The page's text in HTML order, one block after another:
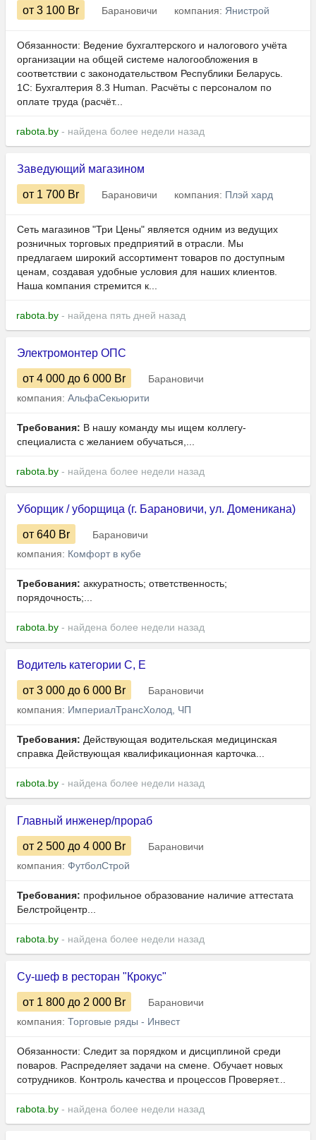
от 3 100 Br Барановичи компания: Янистрой
Обязанности: Ведение бухгалтерского и налогового учёта
организации на общей системе налогообложения в
соответствии с законодательством Республики Беларусь.
1С: Бухгалтерия 8.3 Human.​​​​​ Расчёты с персоналом по
оплате труда (расчёт...
rabota.by - найдена более недели назад
Заведующий магазином
от 1 700 Br Барановичи компания: Плэй хард
Сеть магазинов "Три Цены" является одним из ведущих
розничных торговых предприятий в отрасли. Мы
предлагаем широкий ассортимент товаров по доступным
ценам, создавая удобные условия для наших клиентов.
Наша компания стремится к...
rabota.by - найдена пять дней назад
Электромонтер ОПС
от 4 000 до 6 000 Br
Барановичи
компания: АльфаСекьюрити
Требования: В нашу команду мы ищем коллегу-
специалиста с желанием обучаться,...
rabota.by - найдена более недели назад
Уборщик / уборщица (г. Барановичи, ул. Доменикана)
от 640 Br
Барановичи
компания: Комфорт в кубе
Требования: аккуратность; ответственность;
порядочность;...
rabota.by - найдена более недели назад
Водитель категории C, Е
от 3 000 до 6 000 Br
Барановичи
компания: ИмпериалТрансХолод, ЧП
Требования: Действующая водительская медицинская
справка Действующая квалификационная карточка...
rabota.by - найдена более недели назад
Главный инженер/прораб
от 2 500 до 4 000 Br
Барановичи
компания: ФутболСтрой
Требования: профильное образование наличие аттестата
Белстройцентр...
rabota.by - найдена более недели назад
Су-шеф в ресторан "Крокус"
от 1 800 до 2 000 Br
Барановичи
компания: Торговые ряды - Инвест
Обязанности: Следит за порядком и дисциплиной среди
поваров. Распределяет задачи на смене. Обучает новых
сотрудников. Контроль качества и процессов Проверяет...
rabota.by - найдена более недели назад